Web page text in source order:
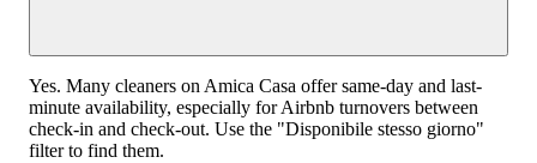
Yes. Many cleaners on Amica Casa offer same-day and last-
minute availability, especially for Airbnb turnovers between
check-in and check-out. Use the "Disponibile stesso giorno"
filter to find them.